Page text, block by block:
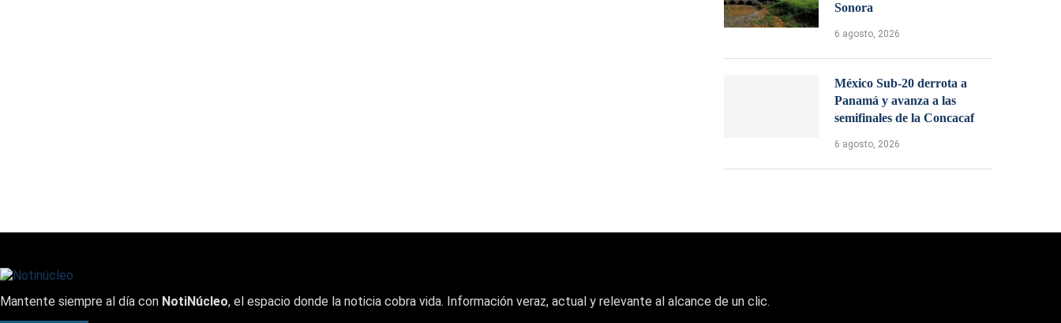
Sonora
6 agosto, 2026
México Sub-20 derrota a
Panamá y avanza a las
semifinales de la Concacaf
6 agosto, 2026
Mantente siempre al día con NotiNúcleo, el espacio donde la noticia cobra vida. Información veraz, actual y relevante al alcance de un clic.